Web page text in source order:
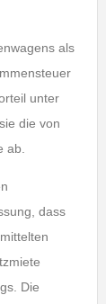
als
unter
die von
ab.
dass
Die